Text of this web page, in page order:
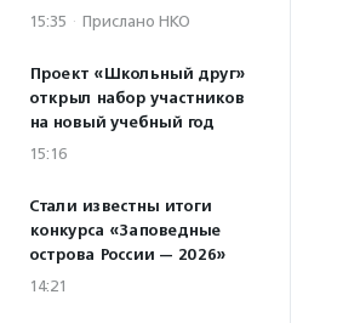
15:35 · Прислано НКО
Проект «Школьный друг»
открыл набор участников
на новый учебный год
15:16
Стали известны итоги
конкурса «Заповедные
острова России — 2026»
14:21